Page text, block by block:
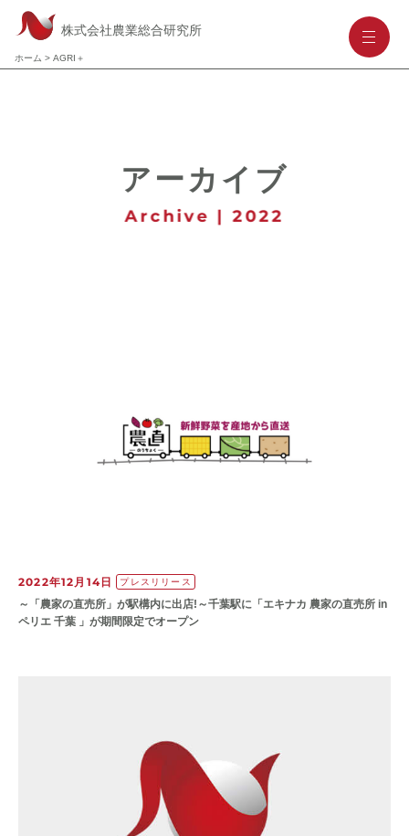
株式会社農業総合研究所
ホーム > AGRI＋
--
アーカイブ
Archive | 2022
2022年12月14日 プレスリリース
～「農家の直売所」が駅構内に出店!～千葉駅に「エキナカ 農家の直売所 in
ペリエ 千葉 」が期間限定でオープン